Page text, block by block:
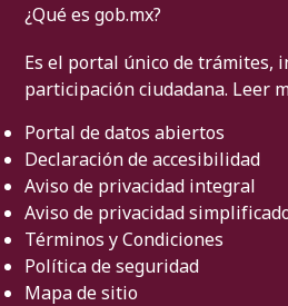
¿Qué es gob.mx?
Es el portal único de trámites,
participación ciudadana. Leer
Portal de datos abiertos
Declaración de accesibilidad
Aviso de privacidad integral
Aviso de privacidad
Términos y Condiciones
Política de seguridad
Mapa de sitio